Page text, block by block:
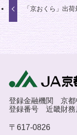
「京おくら」出
登録金融機関 京都
登録番号 近畿財務
〒617-0826